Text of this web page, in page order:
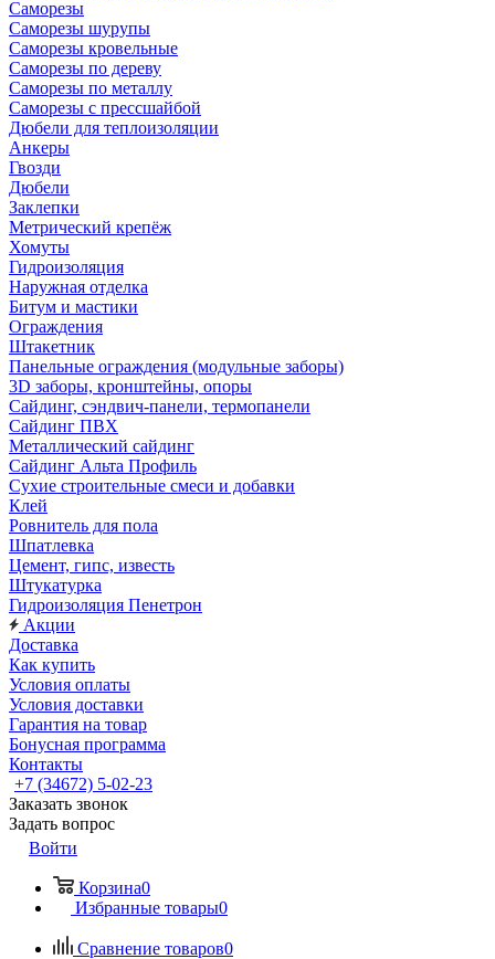
Саморезы
Саморезы шурупы
Саморезы кровельные
Саморезы по дереву
Саморезы по металлу
Саморезы с прессшайбой
Дюбели для теплоизоляции
Анкеры
Гвозди
Дюбели
Заклепки
Метрический крепёж
Хомуты
Гидроизоляция
Наружная отделка
Битум и мастики
Ограждения
Штакетник
Панельные ограждения (модульные заборы)
3D заборы, кронштейны, опоры
Cайдинг, сэндвич-панели, термопанели
Сайдинг ПВХ
Металлический сайдинг
Сайдинг Альта Профиль
Сухие строительные смеси и добавки
Клей
Ровнитель для пола
Шпатлевка
Цемент, гипс, известь
Штукатурка
Гидроизоляция Пенетрон
Акции
Доставка
Как купить
Условия оплаты
Условия доставки
Гарантия на товар
Бонусная программа
Контакты
+7 (34672) 5-02-23
Заказать звонок
Задать вопрос
Войти
Корзина0
Избранные товары0
Сравнение товаров0